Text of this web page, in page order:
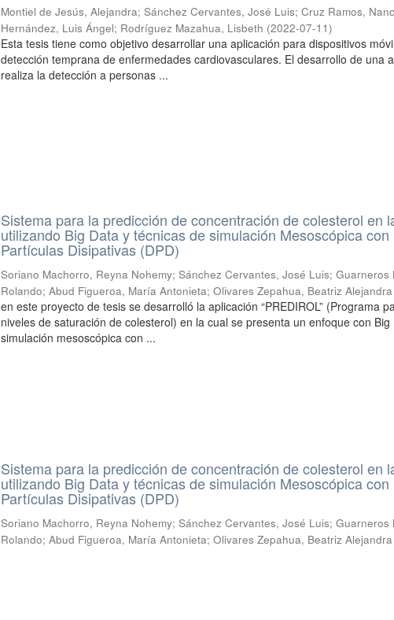
Montiel de Jesús, Alejandra;Sánchez Cervantes, José Luis;Cruz Ramos,
Hernández, Luis Ángel; Rodríguez Mazahua, Lisbeth (2022-07-11)
Esta tesis tiene como objetivo desarrollar una aplicación para dispositivos
detección temprana de enfermedades cardiovasculares. El desarrollo de una
realiza la detección a personas ...
Sistema para la predicción de concentración de colesterol en
utilizando Big Data y técnicas de simulación Mesoscópica
Partículas Disipativas (DPD)
Soriano Machorro, Reyna Nohemy;Sánchez Cervantes, José Luis;Guarneros
Rolando;Abud Figueroa, María Antonieta;Olivares Zepahua, Beatriz Alejandra
en este proyecto de tesis se desarrolló la aplicación “PREDIROL” (Programa
niveles de saturación de colesterol) en la cual se presenta un enfoque con
simulación mesoscópica con ...
Sistema para la predicción de concentración de colesterol en
utilizando Big Data y técnicas de simulación Mesoscópica
Partículas Disipativas (DPD)
Soriano Machorro, Reyna Nohemy;Sánchez Cervantes, José Luis;Guarneros
Rolando;Abud Figueroa, María Antonieta;Olivares Zepahua, Beatriz Alejandra